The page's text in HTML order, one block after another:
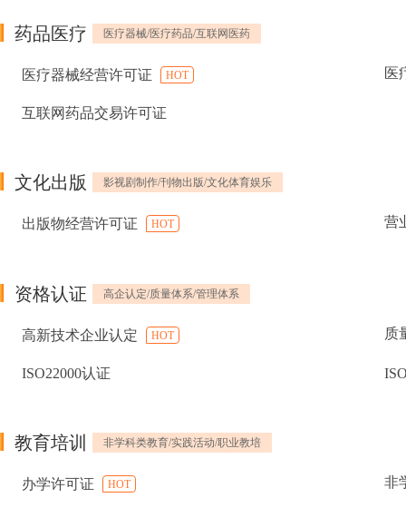
药品医疗 医疗器械/医疗药品/互联网医药
医疗器械经营许可证 HOT 医
互联网药品交易许可证
文化出版 影视剧制作/刊物出版/文化体育娱乐
出版物经营许可证 HOT 营
资格认证 高企认定/质量体系/管理体系
高新技术企业认定 HOT 质
ISO22000认证
教育培训 非学科类教育/实践活动/职业教培
办学许可证 HOT 非